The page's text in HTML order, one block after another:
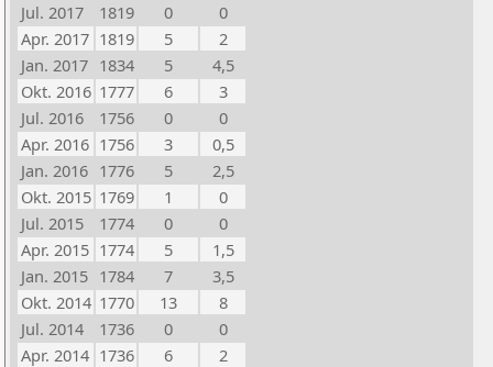
Jul. 2017
1819 0
0
Apr. 2017 1819 5
2
Jan. 2017 1834 5
4,5
Okt. 2016 1777 6
3
Jul. 2016
1756 0
0
Apr. 2016 1756 3
0,5
Jan. 2016 1776 5
2,5
Okt. 2015 1769 1
0
Jul. 2015
1774 0
0
Apr. 2015 1774 5
1,5
Jan. 2015 1784 7
3,5
Okt. 2014 1770 13
8
Jul. 2014
1736 0
0
Apr. 2014 1736 6
2